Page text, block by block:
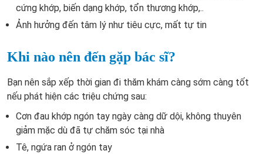
cứng khớp, biến dạng khớp, tổn thương khớp,..
Ảnh hưởng đến tâm lý như tiêu cực, mất tự tin
Khi nào nên đến gặp bác sĩ?
Bạn nên sắp xếp thời gian đi thăm khám càng sớm càng tốt
nếu phát hiện các triệu chứng sau:
Cơn đau khớp ngón tay ngày càng dữ dội, không thuyên
giảm mặc dù đã tự chăm sóc tại nhà
Tê, ngứa ran ở ngón tay